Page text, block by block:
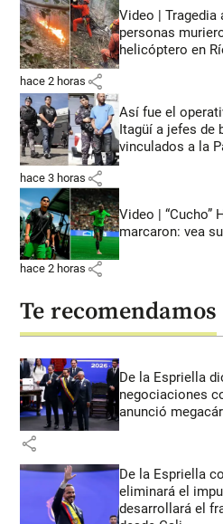
Video | Tragedia
personas
helicóptero en
hace 2 horas share
Así fue el
Itagüí a jefes de
vinculados a la
hace 3 horas share
Video | “Cucho”
marcaron: vea
hace 2 horas share
Te recomendamos
De la Espriella
negociaciones
anunció
share
De la Espriella
eliminará el
desarrollará el